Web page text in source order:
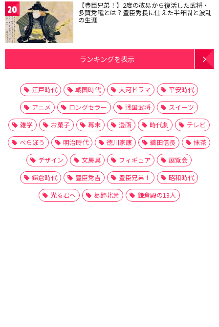
20 【豊臣兄弟！】2度の改易から復活した武将・
多賀秀種とは？豊臣秀長に仕えた半年間と波乱
の生涯
ランキングを表示
江戸時代 戦国時代 大河ドラマ
平安時代
アニメ
ロングセラー 戦国武将
スイーツ
雑学
お菓子 幕末 漫画 時代劇
テレビ
べらぼう
明治時代 徳川家康 織田信長
抹茶
デザイン
文房具 フィギュア
展覧会
鎌倉時代
豊臣秀吉 豊臣兄弟！
昭和時代
光る君へ
葛飾北斎 鎌倉殿の13人